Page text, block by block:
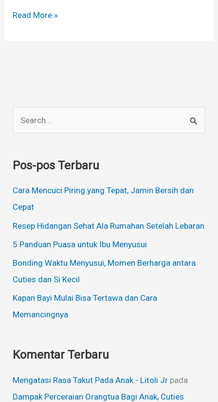
Read More »
u
n
t
u
Pos-pos Terbaru
Cara Mencuci Piring yang Tepat, Jamin Bersih dan
Cepat
Resep Hidangan Sehat Ala Rumahan Setelah Lebaran
5 Panduan Puasa untuk Ibu Menyusui
Bonding Waktu Menyusui, Momen Berharga antara
Cuties dan Si Kecil
Kapan Bayi Mulai Bisa Tertawa dan Cara
Memancingnya
Komentar Terbaru
Mengatasi Rasa Takut Pada Anak - Litoli Jr pada
Dampak Perceraian Orangtua Bagi Anak, Cuties